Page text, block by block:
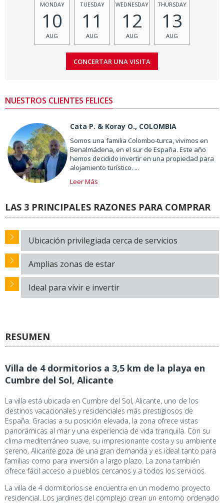
MONDAY
10
AUG
TUESDAY
11
AUG
WEDNESDAY
12
AUG
THURSDAY
13
AUG
NUESTROS CLIENTES FELICES
Cata P. & Koray O., COLOMBIA
Somos una familia Colombo-turca, vivimos en
Benalmádena, en el sur de España. Este año
hemos decidido invertir en una propiedad para
alojamiento turístico. ...
Leer Más
LAS 3 PRINCIPALES RAZONES PARA COMPRAR
Ubicación privilegiada cerca de servicios
Amplias zonas de estar
Ideal para vivir e invertir
RESUMEN
Villa de 4 dormitorios a 3,5 km de la playa en
Cumbre del Sol, Alicante
La villa está ubicada en Cumbre del Sol, Alicante, uno de los
destinos vacacionales y residenciales más prestigiosos de
España. Gracias a su posición elevada, la zona ofrece vistas
panorámicas al mar y una experiencia de vida tranquila. Con su
clima mediterráneo suave, su impresionante costa y su ambiente
sereno, Alicante goza de una gran demanda y es ideal tanto para
familias como para inversión a largo plazo. La zona también
ofrece fácil acceso a pueblos cercanos y a todos los servicios.
La villa de 4 dormitorios se encuentra en un moderno proyecto
residencial. Los jardines del complejo crean un entorno ordenado